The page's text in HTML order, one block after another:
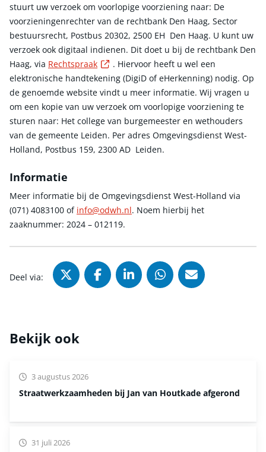
stuurt uw verzoek om voorlopige voorziening naar: De
voorzieningenrechter van de rechtbank Den Haag, Sector
bestuursrecht, Postbus 20302, 2500 EH Den Haag. U kunt uw
verzoek ook digitaal indienen. Dit doet u bij de rechtbank Den
Haag, via Rechtspraak Externe link
. Hiervoor heeft u wel een
elektronische handtekening (DigiD of eHerkenning) nodig. Op
de genoemde website vindt u meer informatie. Wij vragen u
om een kopie van uw verzoek om voorlopige voorziening te
sturen naar: Het college van burgemeester en wethouders
van de gemeente Leiden. Per adres Omgevingsdienst West-
Holland, Postbus 159, 2300 AD Leiden.
Informatie
Meer informatie bij de Omgevingsdienst West-Holland via
(071) 4083100 of info@odwh.nl. Noem hierbij het
zaaknummer: 2024 – 012119.
Deel via: Deel via X (Twitter), opent in
Deel via Facebook, opent
Deel via LinkedIn,
Deel viaDeel via
Bekijk ook
Straatwerkzaamheden bij Jan van Houtkade afgerond
3 augustus 2026
31 juli 2026